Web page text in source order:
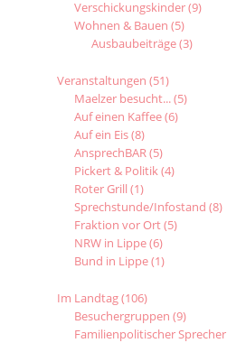
Verschickungskinder(9)
Wohnen & Bauen (5)
Ausbaubeiträge(3)
Veranstaltungen (51)
Maelzer besucht...(5)
Auf einen Kaffee(6)
Auf ein Eis(8)
AnsprechBAR(5)
Pickert & Politik(4)
Roter Grill (1)
Sprechstunde/Infostand (8)
Fraktion vor Ort(5)
NRW in Lippe(6)
Bund in Lippe(1)
Im Landtag(106)
Besuchergruppen (9)
Familienpolitischer Sprecher